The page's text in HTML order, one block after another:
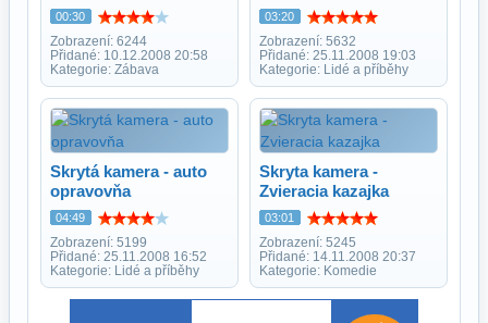
00:30
Zobrazení: 6244
Přidané: 10.12.2008 20:58
Kategorie: Zábava
03:20
Zobrazení: 5632
Přidané: 25.11.2008 19:03
Kategorie: Lidé a příběhy
Skrytá kamera - auto
opravovňa
04:49
Zobrazení: 5199
Přidané: 25.11.2008 16:52
Kategorie: Lidé a příběhy
Skryta kamera -
Zvieracia kazajka
03:01
Zobrazení: 5245
Přidané: 14.11.2008 20:37
Kategorie: Komedie